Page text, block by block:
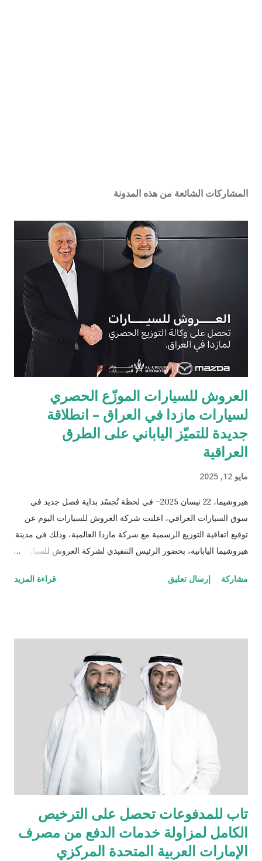
المشاركات الشائعة من هذه المدونة
العروش للسيارات الموزّع الحصري
لسيارات مازدا في العراق – انطلاقة
جديدة للتميّز الياباني على الطرق
العراقية
مايو 12, 2025
هيروشيما، 22 نيسان 2025– في لحظة تُجسّد بداية فصل جديد في
سوق السيارات العراقي، اعلنت شركة العروش للسيارات اليوم عن
توقيع اتفاقية التوزيع الرسمية مع شركة مازدا العالمية، وذلك في مدينة
هيروشيما اليابانية، بحضور الرئيس التنفيذي لشركة العروش للسيارات
للمبيعات والتسويق العالمي لشركة مازدا. وبموجب هذه الشراكة،
والاعتمادية، والمصمّمة خصيصاً لتناسب أجواء واحتياجات الشرق
الأوسط. تبدأ المرحلة الأولى بإطلاق مركزين متكاملين يشملان مبيعات
وخدمات ما بعد البيع وقطع الغيار في بغداد والسليمانية، كخطوة أولى
ضمن خطة توسّع طموحة تهدف إلى تقديم تجربة مازدا المتكاملة في
مختلف أنحاء العراق، وتشمل لاحقاً افتتاح مركزين إضافيين في أربيل
والبصرة. ولا تقتصر مهمتنا على تقديم السيارات الجديدة فحسب، بل
تشمل أيضاً خدمة مالكي سيارات مازدا الحاليين في مختلف أنحاء
مشاركة إرسال تعليق قراءة المزيد
تاب للمدفوعات تحصل على الترخيص
الكامل لمزاولة خدمات الدفع من مصرف
الإمارات العربية المتحدة المركزي